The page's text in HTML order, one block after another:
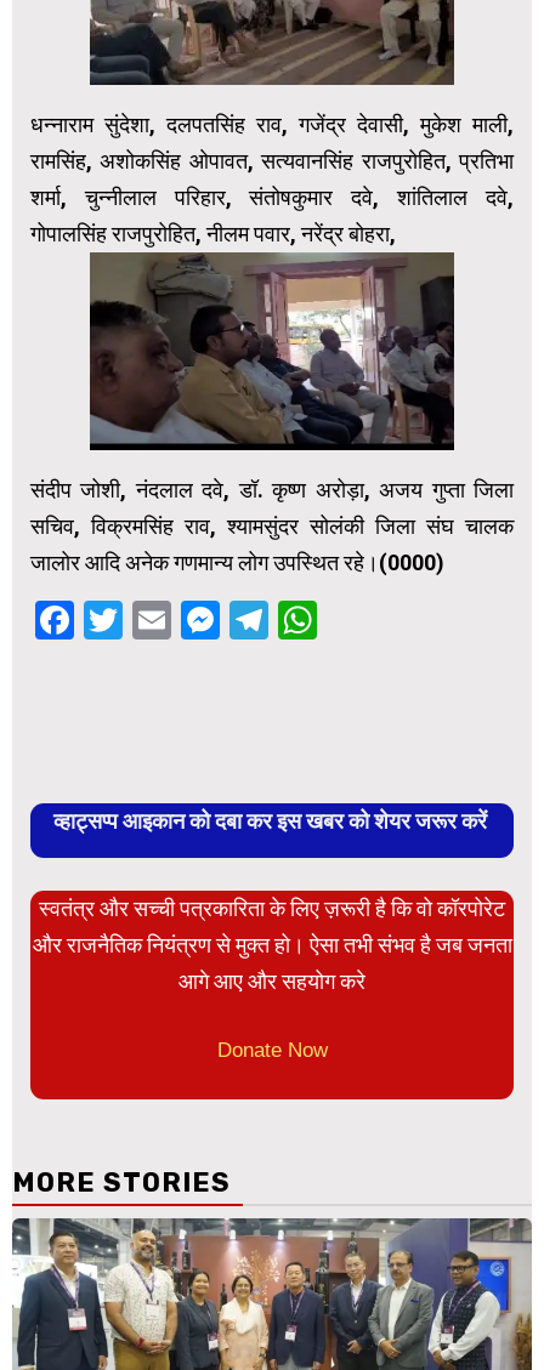
धन्नाराम सुंदेशा, दलपतसिंह राव, गजेंद्र देवासी, मुकेश माली,
रामसिंह, अशोकसिंह ओपावत, सत्यवानसिंह राजपुरोहित, प्रतिभा
शर्मा, चुन्नीलाल परिहार, संतोषकुमार दवे, शांतिलाल दवे,
गोपालसिंह राजपुरोहित, नीलम पवार, नरेंद्र बोहरा,
संदीप जोशी, नंदलाल दवे, डॉ. कृष्ण अरोड़ा, अजय गुप्ता जिला
सचिव, विक्रमसिंह राव, श्यामसुंदर सोलंकी जिला संघ चालक
जालोर आदि अनेक गणमान्य लोग उपस्थित रहे।(0000)
Facebook
Twitter
EmailMessenger
Telegram
व्हाट्सप्प आइकान को दबा कर इस खबर को शेयर जरूर करें
स्वतंत्र और सच्ची पत्रकारिता के लिए ज़रूरी है कि वो कॉरपोरेट
और राजनैतिक नियंत्रण से मुक्त हो। ऐसा तभी संभव है जब जनता
आगे आए और सहयोग करे
Donate Now
MORE STORIES